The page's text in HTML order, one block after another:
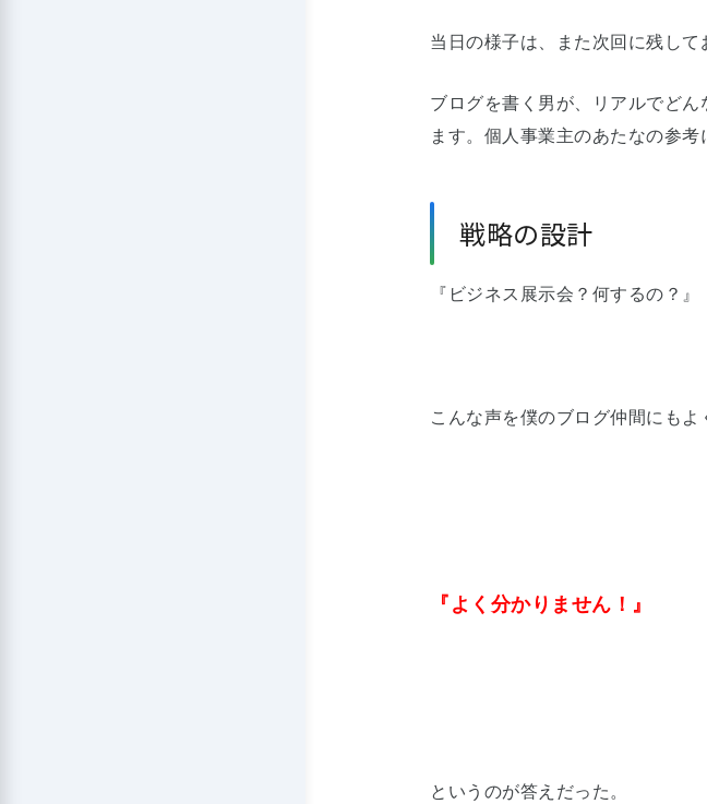
当日の様子は、また次回に残して
ブログを書く男が、リアルでど
ます。個人事業主のあたなの参考
戦略の設計
『ビジネス展示会？何するの？』
こんな声を僕のブログ仲間にもよ
『よく分かりません！』
というのが答えだった。